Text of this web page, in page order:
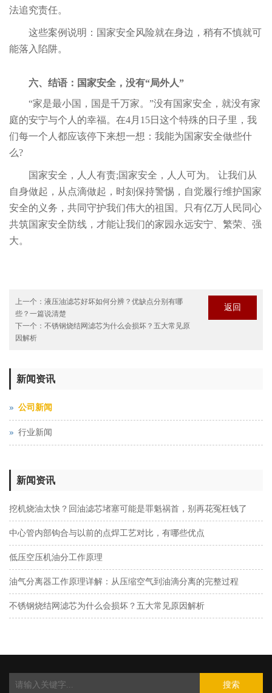
法追究责任。
这些案例说明：国家安全风险就在身边，稍有不慎就可
能落入陷阱。
六、结语：国家安全，没有“局外人”
“家是最小国，国是千万家。”没有国家安全，就没有家
庭的安宁与个人的幸福。在4月15日这个特殊的日子里，我
们每一个人都应该停下来想一想：我能为国家安全做些什
么?
国家安全，人人有责;国家安全，人人可为。 让我们从
自身做起，从点滴做起，时刻保持警惕，自觉履行维护国家
安全的义务，共同守护我们伟大的祖国。只有亿万人民同心
共筑国家安全防线，才能让我们的家园永远安宁、繁荣、强
大。
上一个： 液压油滤芯好坏如何分辨？优缺点分别有哪
些？一篇说清楚
下一个： 不锈钢烧结网滤芯为什么会损坏？五大常见原
因解析
返回
新闻资讯
公司新闻
行业新闻
新闻资讯
挖机烧油太快？回油滤芯堵塞可能是罪魁祸首，别再花冤枉钱了
中心管内部钩合与以前的点焊工艺对比，有哪些优点
低压空压机油分工作原理
油气分离器工作原理详解：从压缩空气到油滴分离的完整过程
不锈钢烧结网滤芯为什么会损坏？五大常见原因解析
搜索